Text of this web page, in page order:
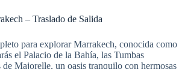
– Traslado de Salida
para explorar Marrakech, conocida como
el Palacio de la Bahía, las Tumbas
de Majorelle, un oasis tranquilo con hermosas